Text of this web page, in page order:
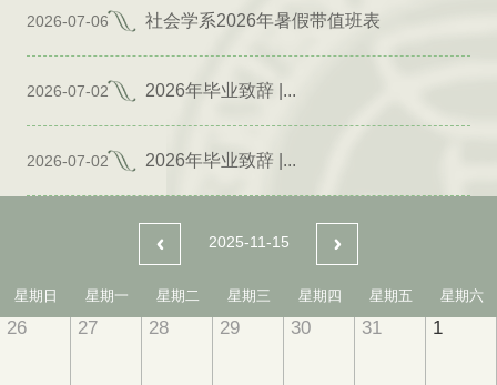
2026-07-06 社会学系2026年暑假带值班表
2026-07-02 2026年毕业致辞 |...
2026-07-02 2026年毕业致辞 |...
2025-11-15
星期日 星期一 星期二 星期三 星期四 星期五 星期六
26 27 28 29 30 31 1